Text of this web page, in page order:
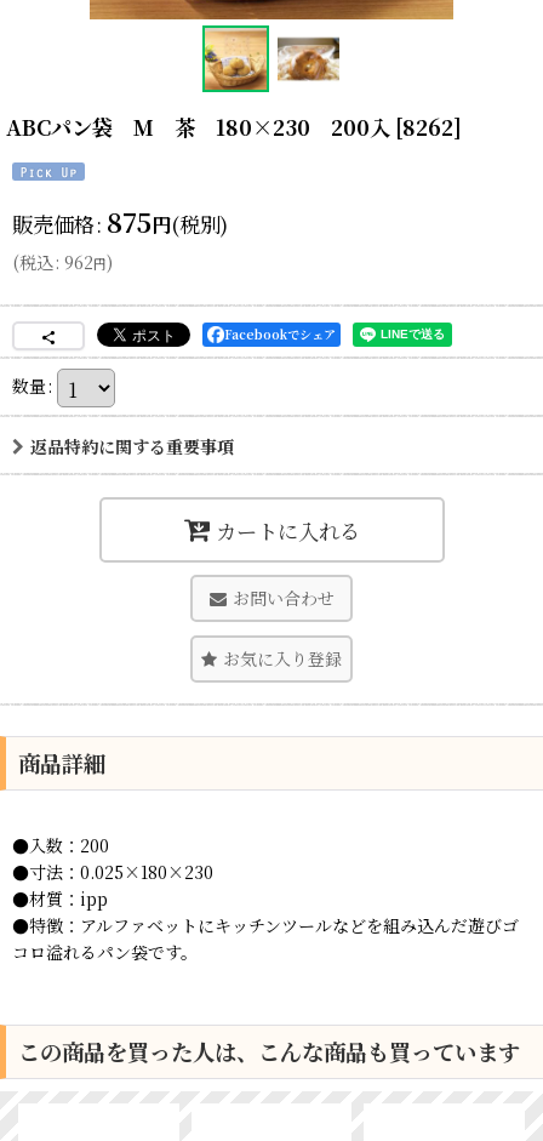
ABCパン袋 M 茶 180×230 200入 [8262]
販売価格: 875円(税別)
(税込: 962円)
Facebookでシェア
数量:
返品特約に関する重要事項
カートに入れる
お問い合わせ
お気に入り登録
商品詳細
●入数：200
●寸法：0.025×180×230
●材質：ipp
●特徴：アルファベットにキッチンツールなどを組み込んだ遊びゴ
コロ溢れるパン袋です。
この商品を買った人は、こんな商品も買っています